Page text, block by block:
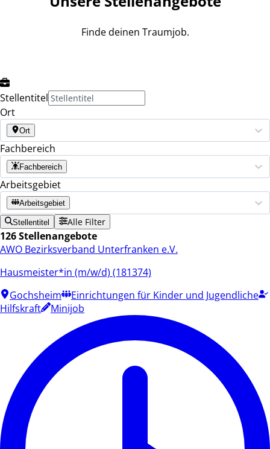
Finde deinen Traumjob.
Stellentitel
Ort
Ort
Fachbereich
Fachbereich
Arbeitsgebiet
Arbeitsgebiet
Stellentitel Alle Filter
126 Stellenangebote
AWO Bezirksverband Unterfranken e.V.
Hausmeister*in (m/w/d) (181374)
Gochsheim
Einrichtungen für Kinder und Jugendliche
Hilfskraft
Minijob